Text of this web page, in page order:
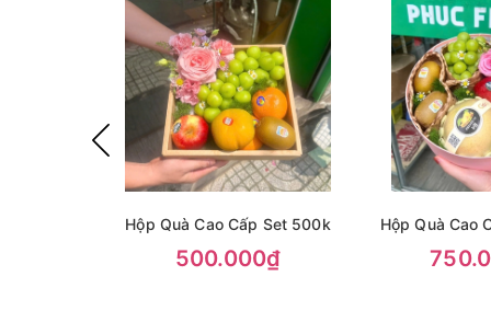
Hộp Quà Cao Cấp Set 500k
500.000₫
Hộp Quà Cao